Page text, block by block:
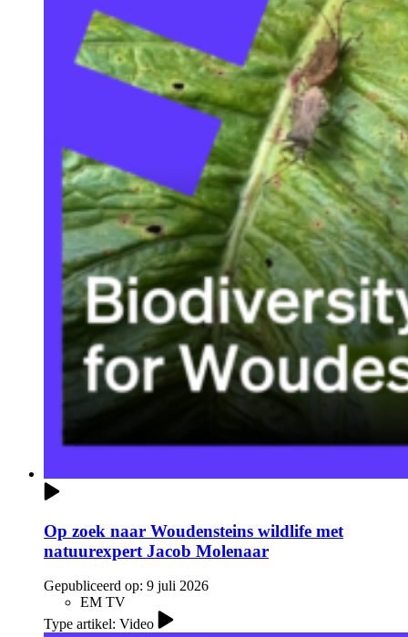
Op zoek naar Woudensteins wildlife met
natuurexpert Jacob Molenaar
Gepubliceerd op: 9 juli 2026
EM TV
Type artikel: Video